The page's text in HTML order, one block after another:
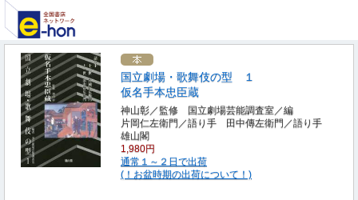
国立劇場・歌舞伎の型 １
仮名手本忠臣蔵
神山彰／監修 国立劇場芸能調査室／編
片岡仁左衛門／語り手 田中傳左衛門／語り手
雄山閣
1,980円
通常１～２日で出荷
(！お盆時期の出荷について！)